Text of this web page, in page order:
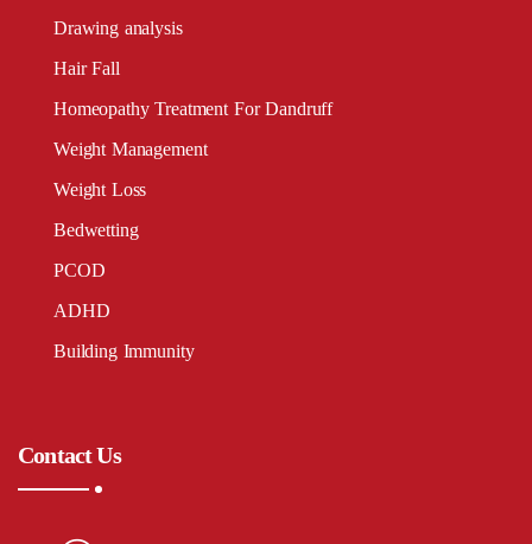
Drawing analysis
Hair Fall
Homeopathy Treatment For Dandruff
Weight Management
Weight Loss
Bedwetting
PCOD
ADHD
Building Immunity
Contact Us